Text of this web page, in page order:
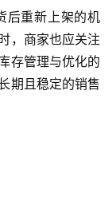
后重新上架的机
，商家也应关注
存管理与优化的
期且稳定的销售